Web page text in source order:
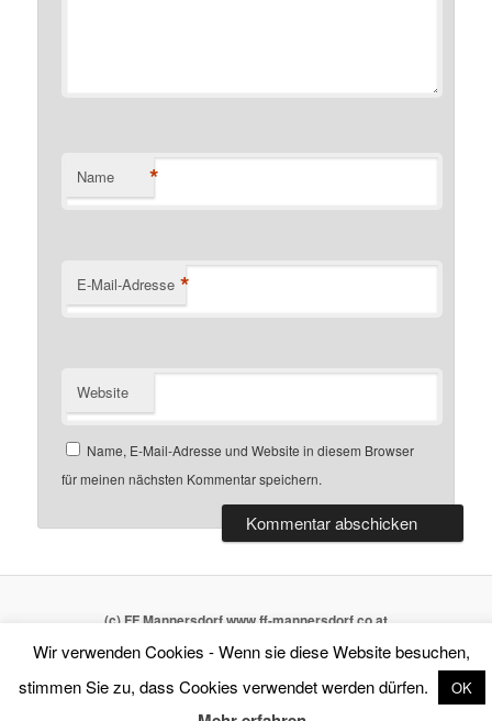
Name *
E-Mail-Adresse *
Website
Name, E-Mail-Adresse und Website in diesem Browser
für meinen nächsten Kommentar speichern.
(c) FF Mannersdorf www.ff-mannersdorf.co.at
Wir verwenden Cookies - Wenn sie diese Website besuchen,
stimmen Sie zu, dass Cookies verwendet werden dürfen.
OK